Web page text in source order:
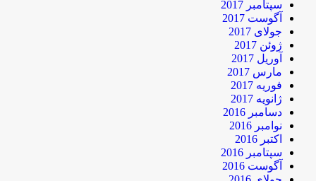
سپتامبر 2017
آگوست 2017
جولای 2017
ژوئن 2017
آوریل 2017
مارس 2017
فوریه 2017
ژانویه 2017
دسامبر 2016
نوامبر 2016
اکتبر 2016
سپتامبر 2016
آگوست 2016